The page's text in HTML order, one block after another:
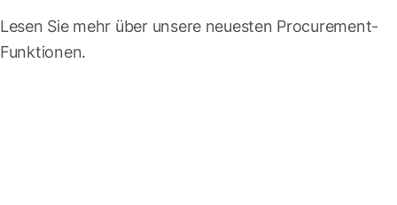
Lesen Sie mehr über unsere neuesten Procurement-
Funktionen.